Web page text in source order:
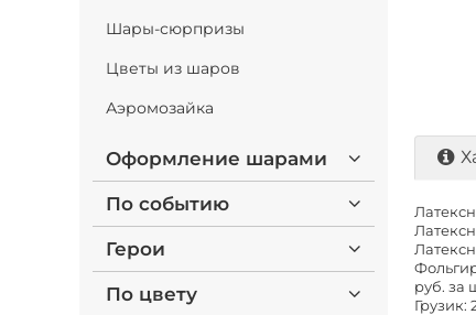
Шары-сюрпризы
Цветы из шаров
Аэромозайка
Оформление шарами
По событию
Герои
По цвету
руб. за
Грузик: